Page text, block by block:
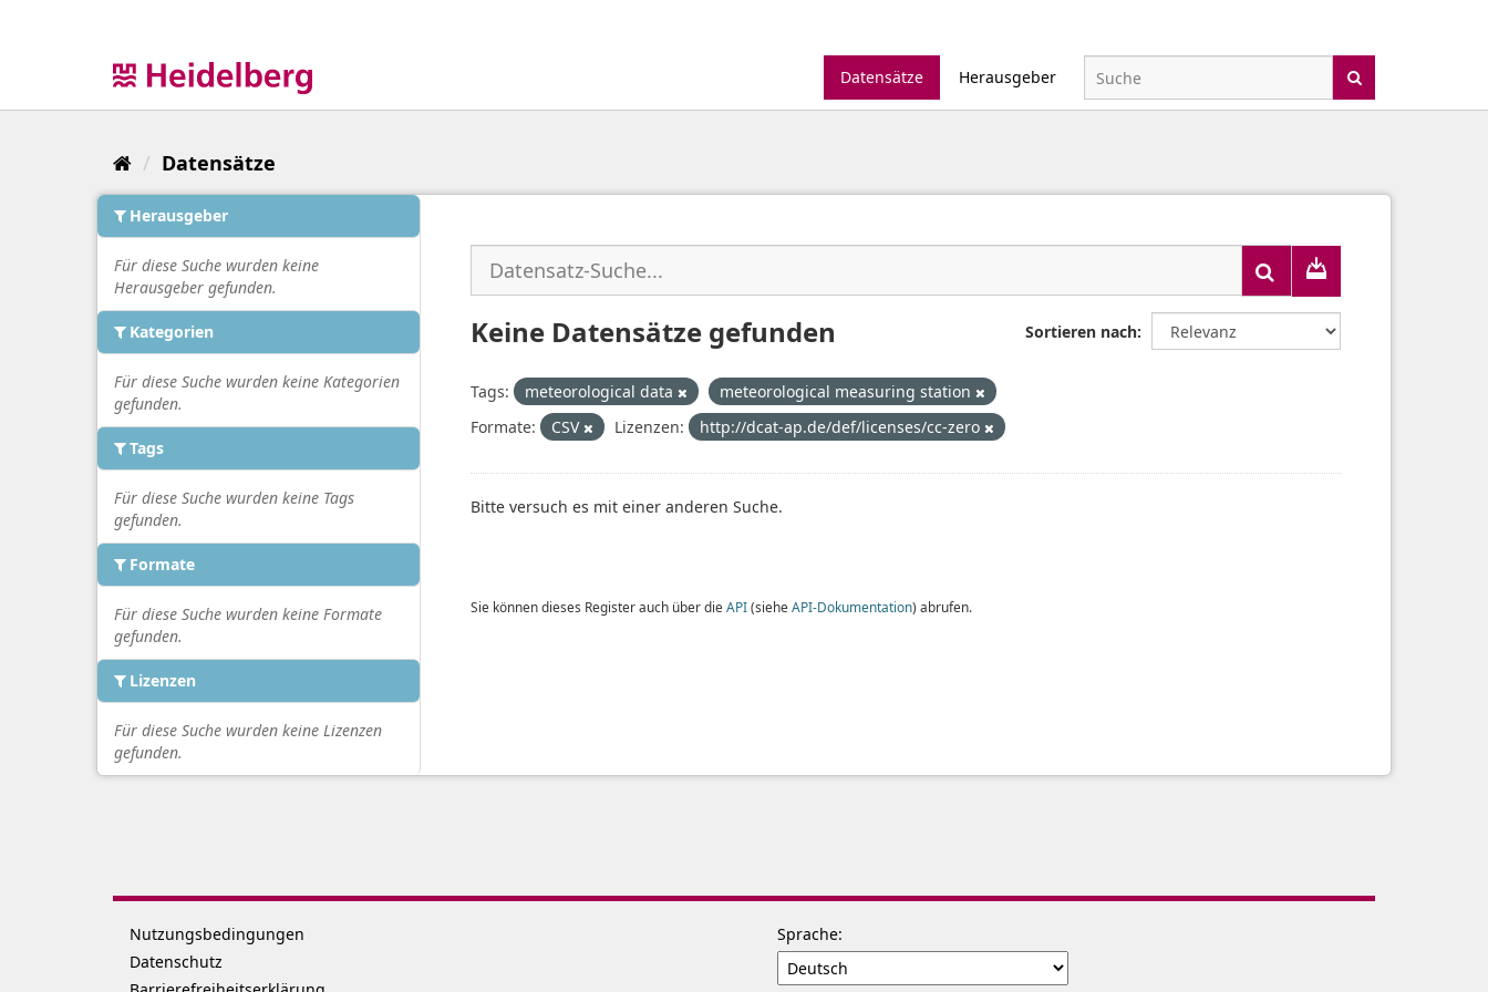
Datensätze
Herausgeber
Datensätze
Herausgeber
Für diese Suche wurden keine
Herausgeber gefunden.
Kategorien
Für diese Suche wurden keine Kategorien
gefunden.
Tags
Für diese Suche wurden keine Tags
gefunden.
Formate
Für diese Suche wurden keine Formate
gefunden.
Lizenzen
Für diese Suche wurden keine Lizenzen
gefunden.
Sortieren nach
Keine Datensätze gefunden
Tags: meteorological data
meteorological measuring station
Formate:
CSV Lizenzen: http://dcat-ap.de/def/licenses/cc-zero
Bitte versuch es mit einer anderen Suche.
Sie können dieses Register auch über die API(siehe API-Dokumentation) abrufen.
Nutzungsbedingungen
Datenschutz
Sprache